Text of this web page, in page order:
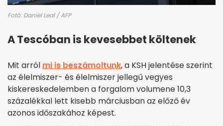
Fotó: Daniel Leal / AFP
A Tescóban is kevesebbet költenek
Mit arról mi is beszámoltunk, a KSH jelentése szerint
az élelmiszer- és élelmiszer jellegű vegyes
kiskereskedelemben a forgalom volumene 10,3
százalékkal lett kisebb márciusban az előző év
azonos időszakához képest.